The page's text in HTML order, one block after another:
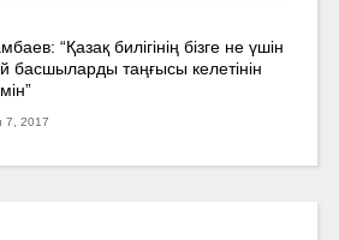
“Қазақ билігінің бізге не үшін
басшыларды таңғысы келетінін
7, 2017